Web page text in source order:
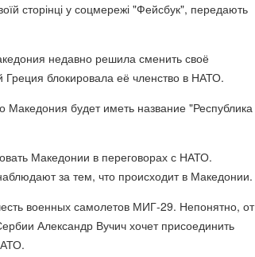
сторінці у соцмережі "Фейсбук", передають
недавно решила сменить своё
блокировала её членство в НАТО.
будет иметь название "Республика
Македонии в переговорах с НАТО.
за тем, что происходит в Македонии.
военных самолетов МИГ-29. Непонятно, от
Александр Вучич хочет присоединить